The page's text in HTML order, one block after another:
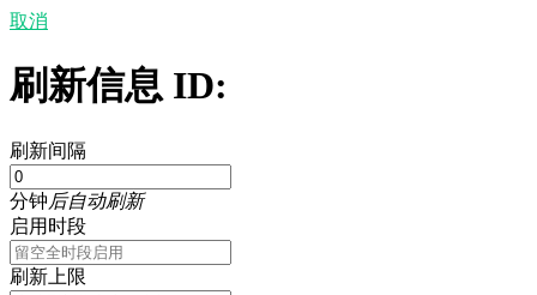
取消
刷新信息 ID:
刷新间隔
分钟后自动刷新
启用时段
刷新上限